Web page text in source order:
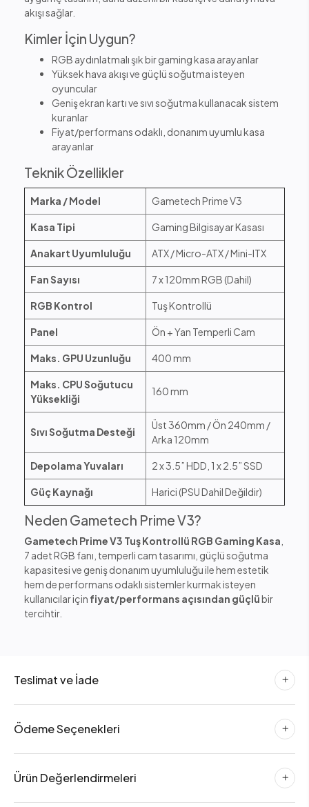
akışı sağlar.
Kimler İçin Uygun?
RGB aydınlatmalı şık bir gaming kasa arayanlar
Yüksek hava akışı ve güçlü soğutma isteyen
oyuncular
Geniş ekran kartı ve sıvı soğutma kullanacak sistem
kuranlar
Fiyat/performans odaklı, donanım uyumlu kasa
arayanlar
Teknik Özellikler
Marka / Model Gametech Prime V3
Kasa Tipi Gaming Bilgisayar Kasası
Anakart Uyumluluğu ATX / Micro-ATX / Mini-ITX
Fan Sayısı 7 x 120mm RGB (Dahil)
RGB Kontrol Tuş Kontrollü
Panel Ön + Yan Temperli Cam
Maks. GPU Uzunluğu 400 mm
Maks. CPU Soğutucu
Yüksekliği
160 mm
Sıvı Soğutma Desteği
Üst 360mm / Ön 240mm /
Arka 120mm
Depolama Yuvaları 2 x 3.5” HDD, 1 x 2.5” SSD
Güç Kaynağı Harici (PSU Dahil Değildir)
Neden Gametech Prime V3?
Gametech Prime V3 Tuş Kontrollü RGB Gaming Kasa
7 adet RGB fanı, temperli cam tasarımı, güçlü soğutma
kapasitesi ve geniş donanım uyumluluğu ile hem estetik
hem de performans odaklı sistemler kurmak isteyen
kullanıcılar için fiyat/performans açısından güçlübir
tercihtir.
Teslimat ve İade
Ödeme Seçenekleri
Ürün Değerlendirmeleri